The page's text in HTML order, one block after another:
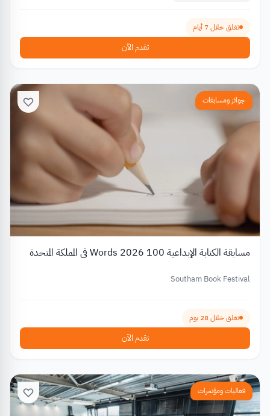
تغلق خلال 7 أيام
تقدم الآن
جوائز ومسابقات
مسابقة الكتابة الإبداعية 100 Words 2026 في المملكة المتحدة
Southam Book Festival
تغلق خلال 28 يوم
تقدم الآن
فعاليات ومؤتمرات